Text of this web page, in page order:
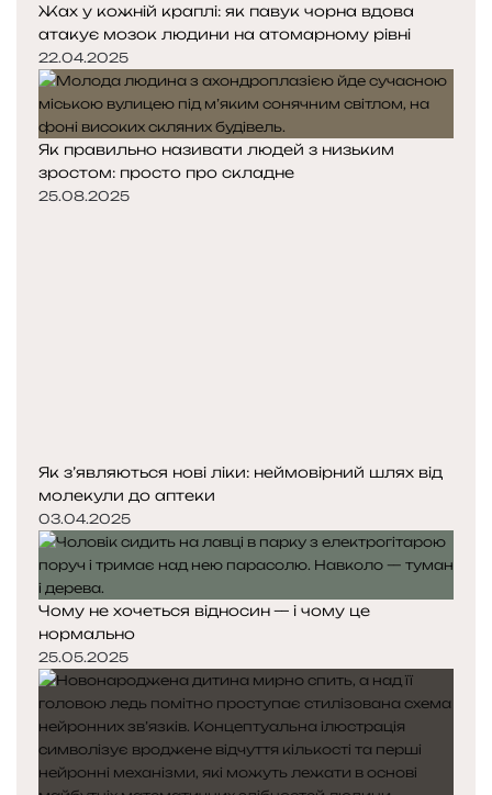
Жах у кожній краплі: як павук чорна вдова
атакує мозок людини на атомарному рівні
22.04.2025
Як правильно називати людей з низьким
зростом: просто про складне
25.08.2025
Як з’являються нові ліки: неймовірний шлях від
молекули до аптеки
03.04.2025
Чому не хочеться відносин — і чому це
нормально
25.05.2025